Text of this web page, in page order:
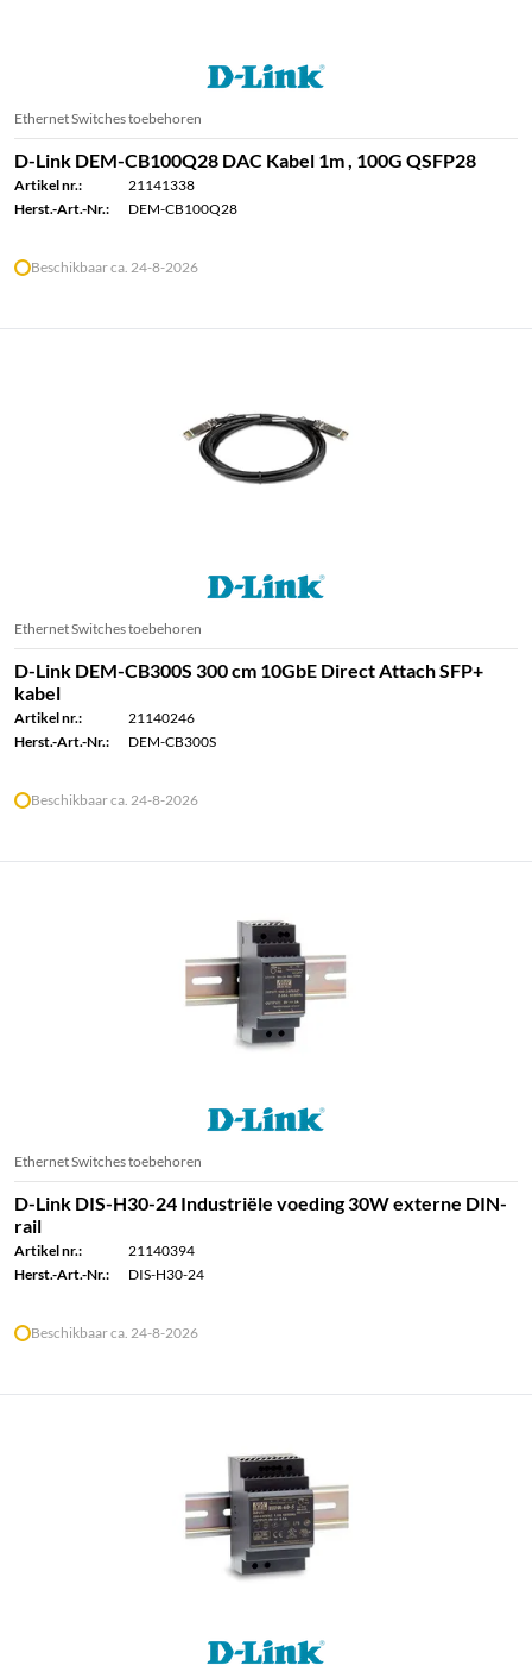
Ethernet Switches toebehoren
D-Link DEM-CB100Q28 DAC Kabel 1m , 100G QSFP28
Artikel nr.:
21141338
Herst.-Art.-Nr.:
DEM-CB100Q28
Beschikbaar ca. 24-8-2026
Ethernet Switches toebehoren
D-Link DEM-CB300S 300 cm 10GbE Direct Attach SFP+
kabel
Artikel nr.:
21140246
Herst.-Art.-Nr.:
DEM-CB300S
Beschikbaar ca. 24-8-2026
Ethernet Switches toebehoren
D-Link DIS-H30-24 Industriële voeding 30W externe DIN-
rail
Artikel nr.:
21140394
Herst.-Art.-Nr.:
DIS-H30-24
Beschikbaar ca. 24-8-2026